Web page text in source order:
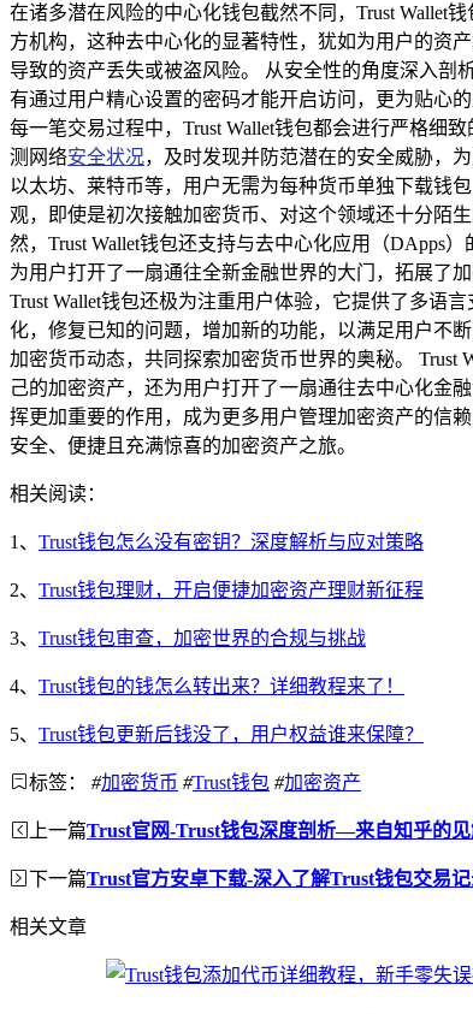
在诸多潜在风险的中心化钱包截然不同，Trust Wallet
方机构，这种去中心化的显著特性，犹如为用户的资
导致的资产丢失或被盗风险。 从安全性的角度深入剖
有通过用户精心设置的密码才能开启访问，更为贴心
每一笔交易过程中，Trust Wallet钱包都会进行严格细
测网络安全状况，及时发现并防范潜在的安全威胁，
以太坊、莱特币等，用户无需为每种货币单独下载钱
观，即使是初次接触加密货币、对这个领域还十分陌
然，Trust Wallet钱包还支持与去中心化应用（DApps
为用户打开了一扇通往全新金融世界的大门，拓展了
Trust Wallet钱包还极为注重用户体验，它提供了多语
化，修复已知的问题，增加新的功能，以满足用户不
加密货币动态，共同探索加密货币世界的奥秘。
己的加密资产，还为用户打开了一扇通往去中心化金
挥更加重要的作用，成为更多用户管理加密资产的信
安全、便捷且充满惊喜的加密资产之旅。
相关阅读：
1、 Trust钱包怎么没有密钥？深度解析与应对策略
2、 Trust钱包理财，开启便捷加密资产理财新征程
3、 Trust钱包审查，加密世界的合规与挑战
4、 Trust钱包的钱怎么转出来？详细教程来了！
5、 Trust钱包更新后钱没了，用户权益谁来保障？
标签： #加密货币 #Trust钱包 #加密资产
上一篇Trust官网-Trust钱包深度剖析—来自知乎的
下一篇Trust官方安卓下载-深入了解Trust钱包交易
相关文章